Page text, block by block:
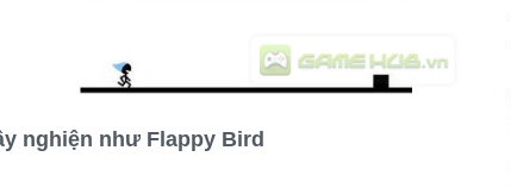
nghiện như Flappy Bird